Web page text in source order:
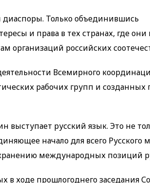
диаспоры. Только объединившись
и права в тех странах, где
организаций российских
Всемирного
рабочих групп и
выступает русский язык. Это не
начало для всего Русского
международных позиций
ходе прошлогоднего заседания